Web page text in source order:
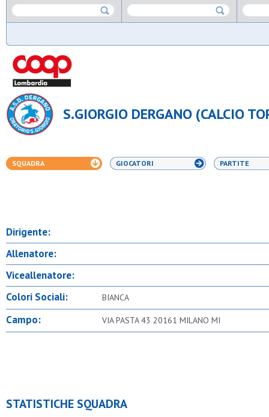
S.GIORGIO DERGANO (CALCIO
SQUADRA GIOCATORI PARTITE
Dirigente:
Allenatore:
Viceallenatore:
Colori Sociali:
BIANCA
Campo: VIA PASTA 43 20161 MILANO MI
STATISTICHE SQUADRA